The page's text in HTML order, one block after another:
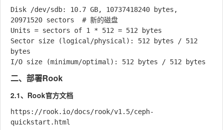
Disk /dev/sdb: 10.7 GB, 10737418240 bytes,
20971520 sectors  # 新的磁盘
Units = sectors of 1 * 512 = 512 bytes
Sector size (logical/physical): 512 bytes / 512
bytes
二、部署Rook
2.1、Rook官方文档
https://rook.io/docs/rook/v1.5/ceph-